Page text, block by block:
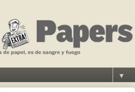
▼